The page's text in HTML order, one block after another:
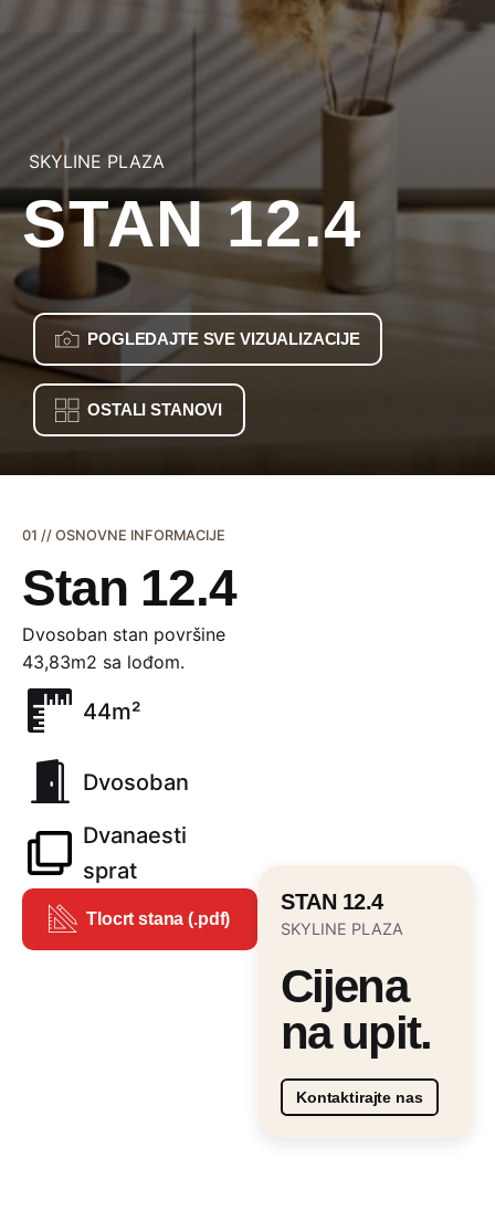
SKYLINE PLAZA
STAN 12.4
POGLEDAJTE SVE VIZUALIZACIJE
OSTALI STANOVI
01 // OSNOVNE INFORMACIJE
Stan 12.4
Dvosoban stan površine
43,83m2 sa lođom.
44m²
Dvosoban
Dvanaesti
sprat
Tlocrt stana (.pdf)
STAN 12.4
SKYLINE PLAZA
Cijena
na upit.
Kontaktirajte nas